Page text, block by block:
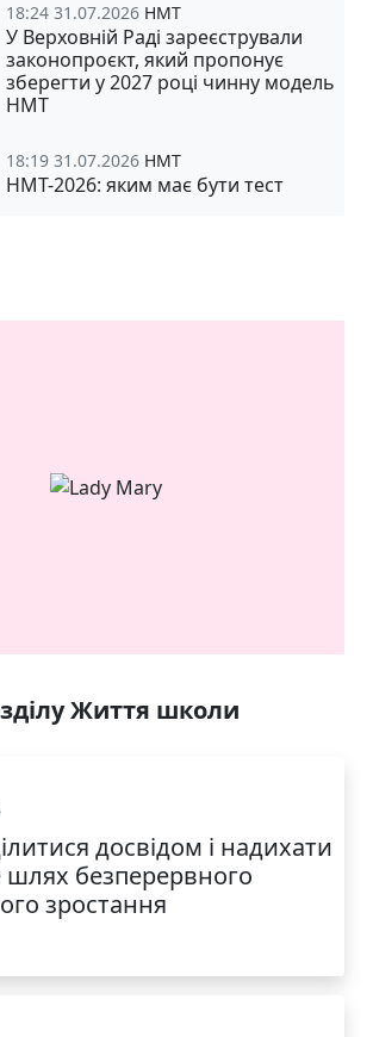
18:24 31.07.2026 НМТ
У Верховній Раді зареєстрували
законопроєкт, який пропонує
зберегти у 2027 році чинну модель
НМТ
18:19 31.07.2026 НМТ
НМТ-2026: яким має бути тест
У ЛЬВОВІ
Життя школи
досвідом і надихати
шлях безперервного
зростання